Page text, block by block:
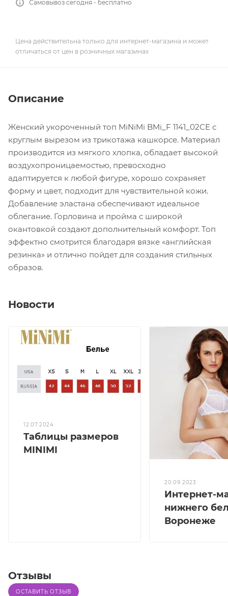
Самовывоз сегодня - бесплатно
Цена действительна только для интернет-магазина и может
отличаться от цен в розничных магазинах
Описание
Женский укороченный топ MiNiMi BMi_F 1141_02CE с
круглым вырезом из трикотажа кашкорсе. Материал
производится из мягкого хлопка, обладает высокой
воздухопроницаемостью, превосходно
адаптируется к любой фигуре, хорошо сохраняет
форму и цвет, подходит для чувствительной кожи.
Добавление эластана обеспечивают идеальное
облегание. Горловина и пройма с широкой
окантовкой создают дополнительный комфорт. Топ
эффектно смотрится благодаря вязке «английская
резинка» и отлично пойдет для создания стильных
образов.
Новости
12.07.2024
Таблицы размеров
MINIMI
20.09.2023
Интернет-
нижнего
Воронеже
Отзывы
ОСТАВИТЬ ОТЗЫВ